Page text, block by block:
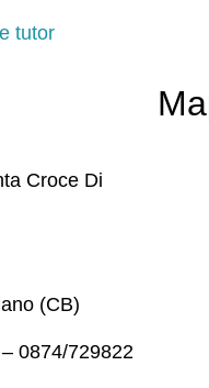
tutor
Croce Di
(CB)
0874/729822